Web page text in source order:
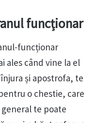
funcționar
funcționar
ales când vine la el
și apostrofa, te
o chestie, care
te poate